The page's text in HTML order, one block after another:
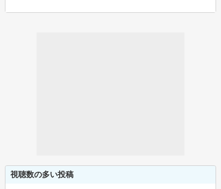
視聴数の多い投稿